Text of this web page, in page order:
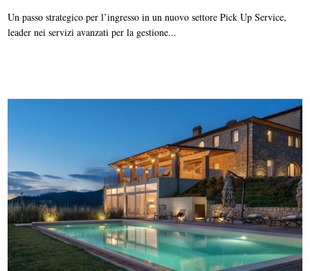
Un passo strategico per l’ingresso in un nuovo settore Pick Up Service,
leader nei servizi avanzati per la gestione...